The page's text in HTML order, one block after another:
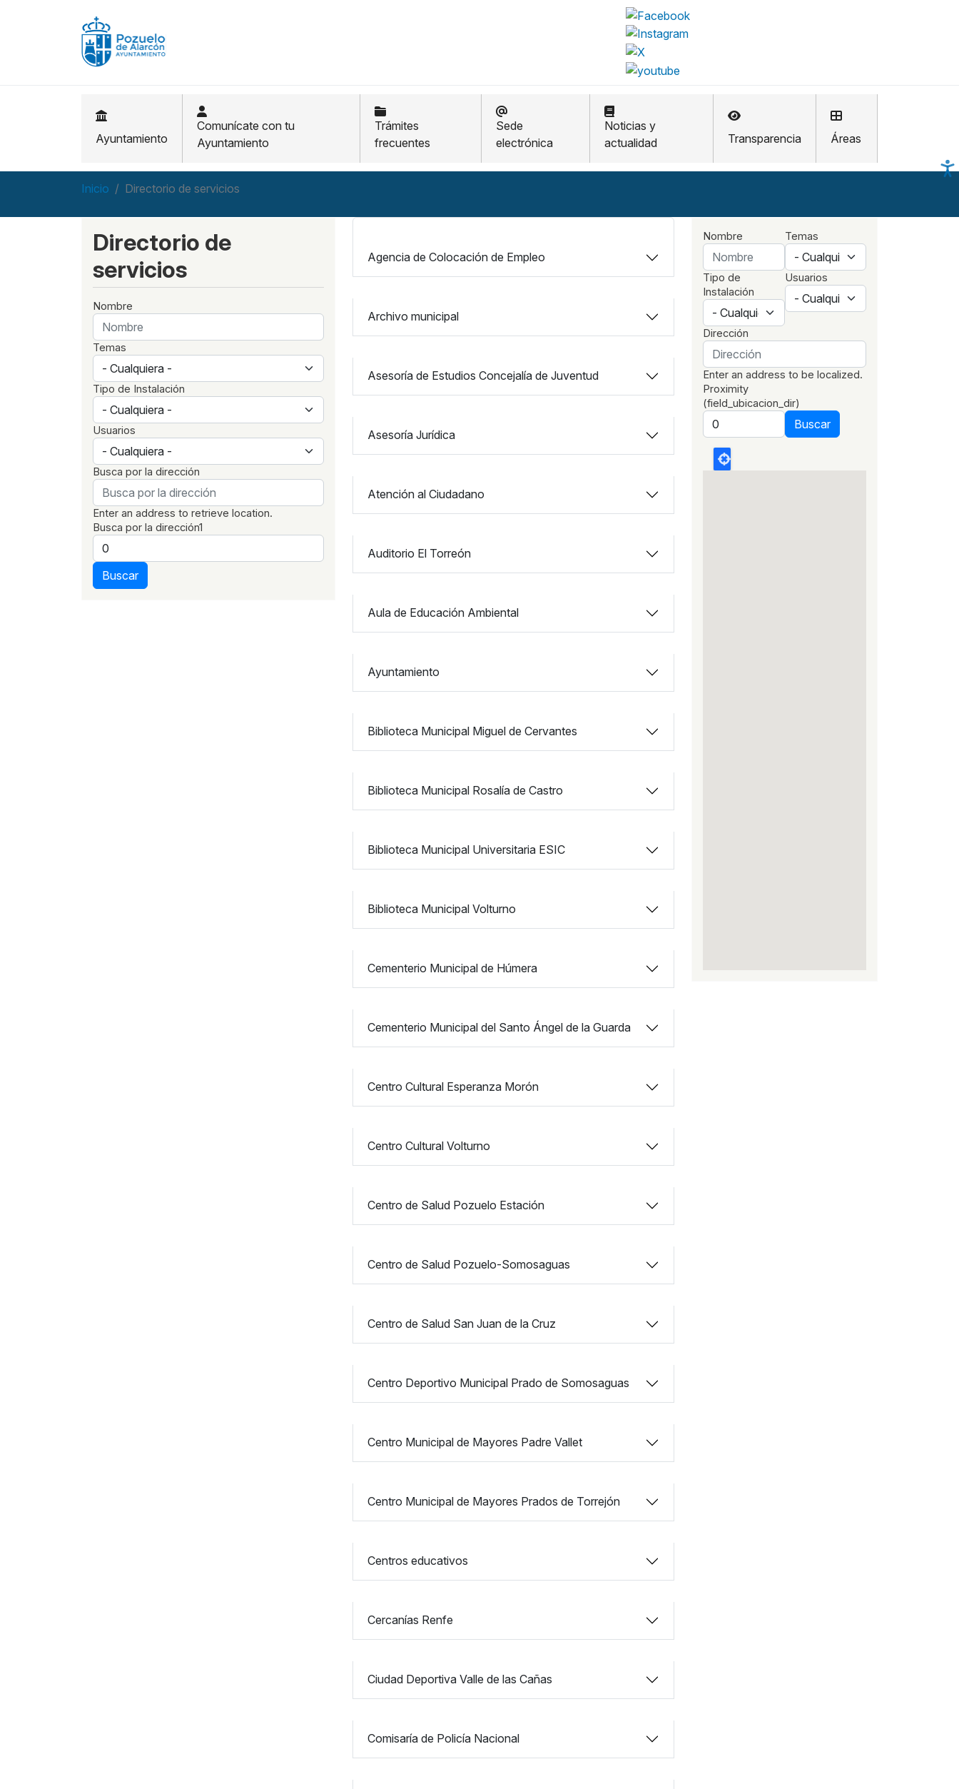
Ayuntamiento
Comunícate con tu
Ayuntamiento
Trámites
frecuentes
Sede
electrónica
Noticias y
actualidad
Transparencia Áreas
Inicio Directorio de servicios
Agencia de Colocación de Empleo
Archivo municipal
Asesoría de Estudios Concejalía de Juventud
Asesoría Jurídica
Atención al Ciudadano
Auditorio El Torreón
Aula de Educación Ambiental
Ayuntamiento
Biblioteca Municipal Miguel de Cervantes
Biblioteca Municipal Rosalía de Castro
Biblioteca Municipal Universitaria ESIC
Biblioteca Municipal Volturno
Cementerio Municipal de Húmera
Cementerio Municipal del Santo Ángel de la Guarda
Centro Cultural Esperanza Morón
Centro Cultural Volturno
Centro de Salud Pozuelo Estación
Centro de Salud Pozuelo-Somosaguas
Centro de Salud San Juan de la Cruz
Centro Deportivo Municipal Prado de Somosaguas
Centro Municipal de Mayores Padre Vallet
Centro Municipal de Mayores Prados de Torrejón
Centros educativos
Cercanías Renfe
Ciudad Deportiva Valle de las Cañas
Comisaría de Policía Nacional
Directorio de
servicios
Nombre
Temas
Tipo de Instalación
Usuarios
Busca por la dirección
Enter an address to retrieve location.
Busca por la dirección1
Buscar
Nombre Temas
Tipo de
Instalación
Usuarios
Dirección
Enter an address to be localized.
Proximity
(field_ubicacion_dir)
Buscar